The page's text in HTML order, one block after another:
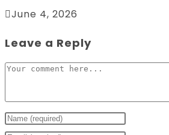
June 4, 2026
Leave a Reply